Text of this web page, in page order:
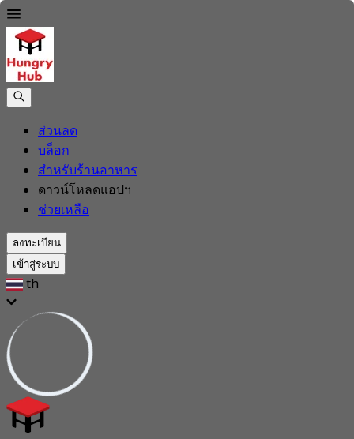
ส่วนลด
บล็อก
สำหรับร้านอาหาร
ดาวน์โหลดแอปฯ
ช่วยเหลือ
ลงทะเบียน
เข้าสู่ระบบ
th